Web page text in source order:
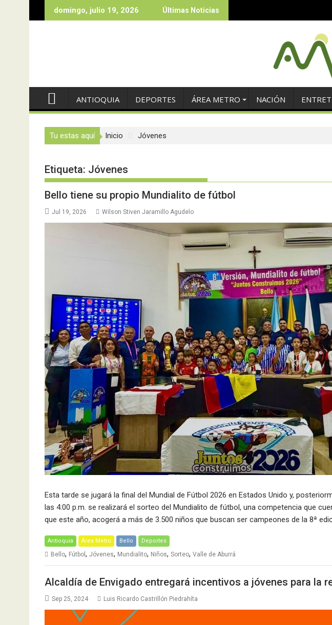
domingo, julio 19, 2026 Últimas Noticias
ANTIOQUIA DEPORTES ÁREA METRO NACIÓN
Tu estas aquí Inicio Jóvenes
Etiqueta: Jóvenes
Bello tiene su propio Mundialito de fútbol
Jul 19, 2026 Wilson Stiven Jaramillo Agudelo
Esta tarde se jugará la final del Mundial de Fútbol 2026 en Estados Unido y,
las 4:00 p.m. se realizará el sorteo del Mundialito de fútbol, una competencia que
que este año, acogerá a más de 3.500 niños que buscan ser campeones de la 8ª
Antioquia Área Metro Bello Deportes
Bello, Fútbol , Jóvenes, Mundialito, Niños, Sorteo, Valle de Aburrá
Alcaldía de Envigado entregará incentivos a jóvenes para la
Sep 25, 2024 Luis Ricardo Castrillón Piedrahíta